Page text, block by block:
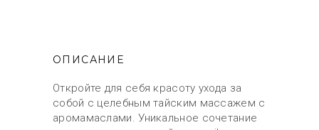
ОПИСАНИЕ
Откройте для себя красоту ухода за
собой с целебным тайским массажем с
аромамаслами. Уникальное сочетание